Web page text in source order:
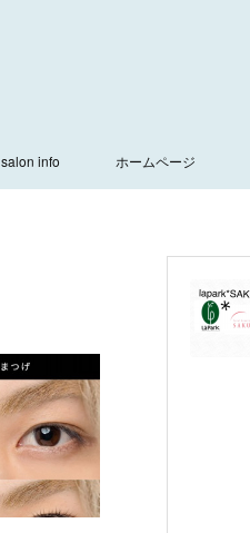
salon info ホームページ